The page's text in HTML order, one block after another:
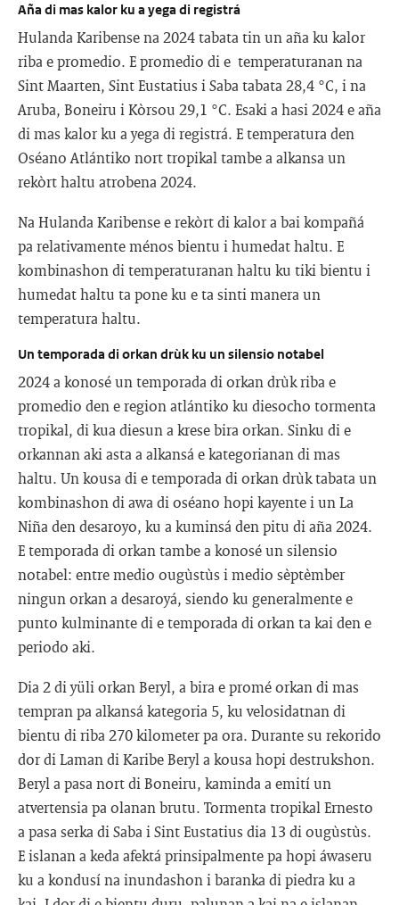
Aña di mas kalor ku a yega di registrá
Hulanda Karibense na 2024 tabata tin un aña ku kalor
riba e promedio. E promedio di e temperaturanan na
Sint Maarten, Sint Eustatius i Saba tabata 28,4 °C, i na
Aruba, Boneiru i Kòrsou 29,1 °C. Esaki a hasi 2024 e aña
di mas kalor ku a yega di registrá. E temperatura den
Oséano Atlántiko nort tropikal tambe a alkansa un
rekòrt haltu atrobena 2024.
Na Hulanda Karibense e rekòrt di kalor a bai kompañá
pa relativamente ménos bientu i humedat haltu. E
kombinashon di temperaturanan haltu ku tiki bientu i
humedat haltu ta pone ku e ta sinti manera un
temperatura haltu.
Un temporada di orkan drùk ku un silensio notabel
2024 a konosé un temporada di orkan drùk riba e
promedio den e region atlántiko ku diesocho tormenta
tropikal, di kua diesun a krese bira orkan. Sinku di e
orkannan aki asta a alkansá e kategorianan di mas
haltu. Un kousa di e temporada di orkan drùk tabata un
kombinashon di awa di oséano hopi kayente i un La
Niña den desaroyo, ku a kuminsá den pitu di aña 2024.
E temporada di orkan tambe a konosé un silensio
notabel: entre medio ougùstùs i medio sèptèmber
ningun orkan a desaroyá, siendo ku generalmente e
punto kulminante di e temporada di orkan ta kai den e
periodo aki.
Dia 2 di yüli orkan Beryl, a bira e promé orkan di mas
tempran pa alkansá kategoria 5, ku velosidatnan di
bientu di riba 270 kilometer pa ora. Durante su rekorido
dor di Laman di Karibe Beryl a kousa hopi destrukshon.
Beryl a pasa nort di Boneiru, kaminda a emití un
atvertensia pa olanan brutu. Tormenta tropikal Ernesto
a pasa serka di Saba i Sint Eustatius dia 13 di ougùstùs.
E islanan a keda afektá prinsipalmente pa hopi áwaseru
ku a kondusí na inundashon i baranka di piedra ku a